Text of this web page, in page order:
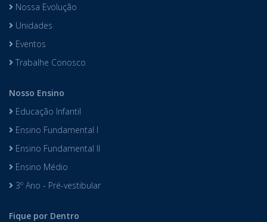
Nossa Evolução
Unidades
Eventos
Trabalhe Conosco
Nosso Ensino
Educação Infantil
Ensino Fundamental I
Ensino Fundamental II
Ensino Médio
3º Ano - Pré-vestibular
Fique por Dentro